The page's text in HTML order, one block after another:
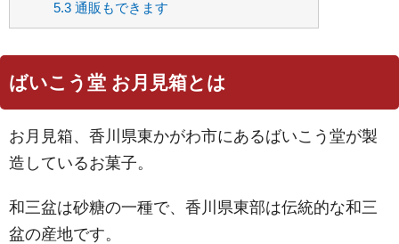
5.3通販もできます
ばいこう堂 お月見箱とは
お月見箱、香川県東かがわ市にあるばいこう堂が製
造しているお菓子。
和三盆は砂糖の一種で、香川県東部は伝統的な和三
盆の産地です。